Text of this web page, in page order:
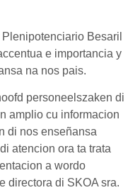
Besaril
e importancia y
na nos pais.
personeelszaken di
amplio cu informacion
di nos enseñansa
atencion ora ta trata
a wordo
directora di SKOA sra.